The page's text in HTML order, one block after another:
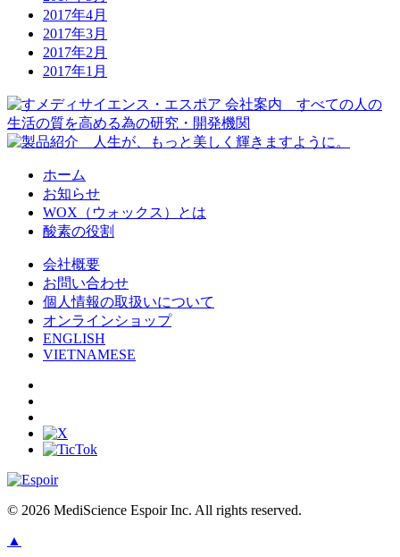
2017年4月
2017年3月
2017年2月
2017年1月
ホーム
お知らせ
WOX（ウォックス）とは
酸素の役割
会社概要
お問い合わせ
個人情報の取扱いについて
オンラインショップ
ENGLISH
VIETNAMESE
© 2026 MediScience Espoir Inc. All rights reserved.
▲